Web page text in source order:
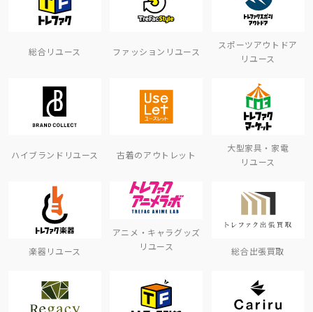
総合リユース ファッションリユース
スポーツアウトドア
リユース
ハイブランドリユース 古着のアウトレット
大型家具・家電
リユース
楽器リユース
アニメ・キャラグッズ
リユース
総合出張買取